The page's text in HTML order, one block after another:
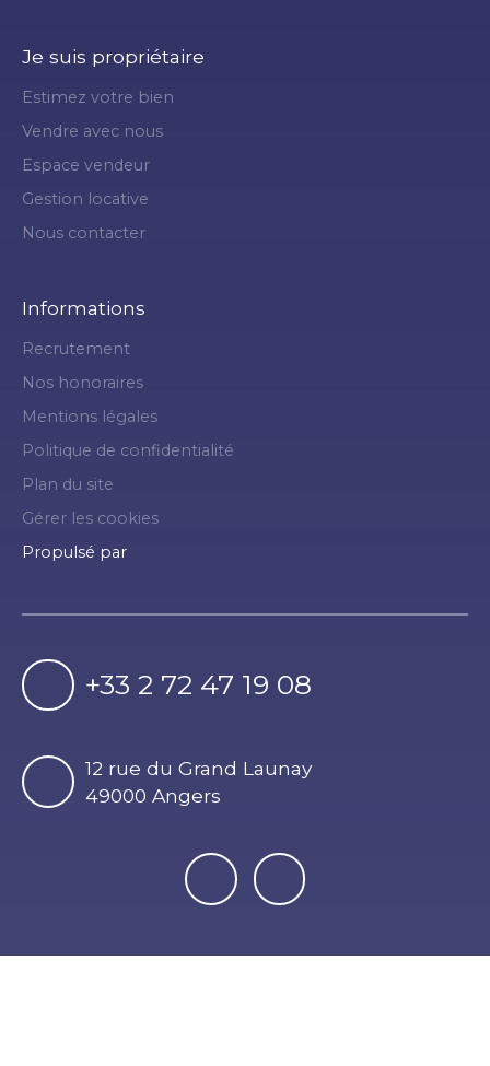
Je suis propriétaire
Estimez votre bien
Vendre avec nous
Espace vendeur
Gestion locative
Nous contacter
Informations
Recrutement
Nos honoraires
Mentions légales
Politique de confidentialité
Plan du site
Gérer les cookies
Propulsé par
+33 2 72 47 19 08
12 rue du Grand Launay
49000 Angers